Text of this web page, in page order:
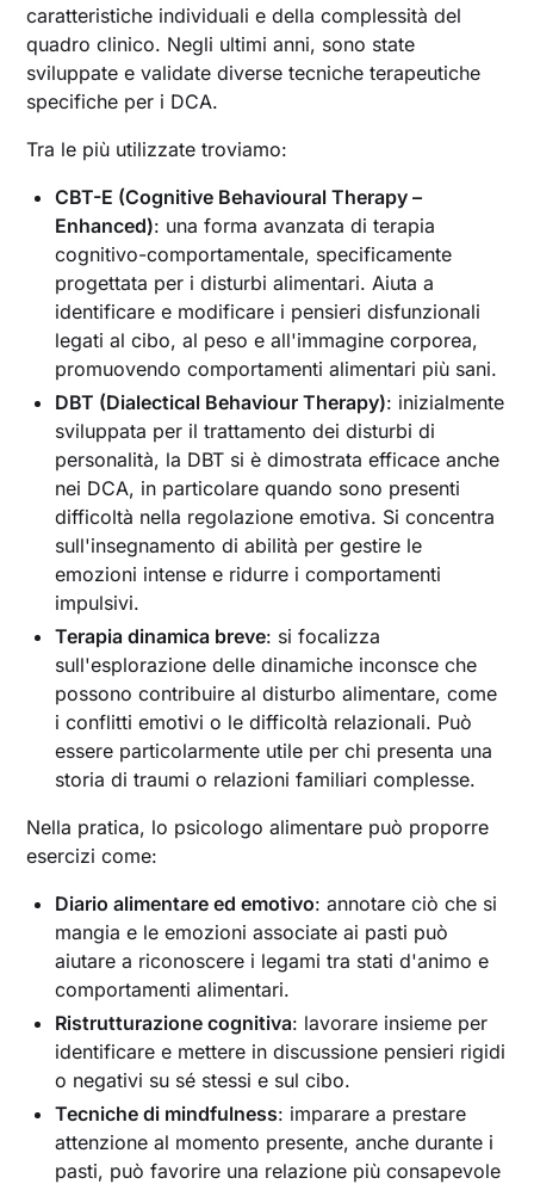
caratteristiche individuali e della complessità del
quadro clinico. Negli ultimi anni, sono state
sviluppate e validate diverse tecniche terapeutiche
specifiche per i DCA.
Tra le più utilizzate troviamo:
CBT-E (Cognitive Behavioural Therapy –
Enhanced): una forma avanzata di terapia
cognitivo-comportamentale, specificamente
progettata per i disturbi alimentari. Aiuta a
identificare e modificare i pensieri disfunzionali
legati al cibo, al peso e all'immagine corporea,
promuovendo comportamenti alimentari più sani.
DBT (Dialectical Behaviour Therapy): inizialmente
sviluppata per il trattamento dei disturbi di
personalità, la DBT si è dimostrata efficace anche
nei DCA, in particolare quando sono presenti
difficoltà nella regolazione emotiva. Si concentra
sull'insegnamento di abilità per gestire le
emozioni intense e ridurre i comportamenti
impulsivi.
Terapia dinamica breve: si focalizza
sull'esplorazione delle dinamiche inconsce che
possono contribuire al disturbo alimentare, come
i conflitti emotivi o le difficoltà relazionali. Può
essere particolarmente utile per chi presenta una
storia di traumi o relazioni familiari complesse.
Nella pratica, lo psicologo alimentare può proporre
esercizi come:
Diario alimentare ed emotivo: annotare ciò che si
mangia e le emozioni associate ai pasti può
aiutare a riconoscere i legami tra stati d'animo e
comportamenti alimentari.
Ristrutturazione cognitiva: lavorare insieme per
identificare e mettere in discussione pensieri rigidi
o negativi su sé stessi e sul cibo.
Tecniche di mindfulness: imparare a prestare
attenzione al momento presente, anche durante i
pasti, può favorire una relazione più consapevole